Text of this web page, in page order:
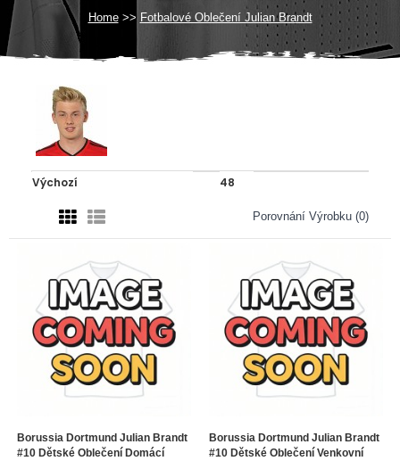
Home Fotbalové Oblečení Julian Brandt
Porovnání Výrobku (0)
Borussia Dortmund Julian Brandt
#10 Dětské Oblečení Domácí
Borussia Dortmund Julian Brandt
#10 Dětské Oblečení Venkovní